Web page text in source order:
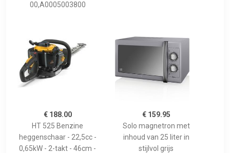
00,A0005003800
€ 188.00
HT 525 Benzine
heggenschaar - 22,5cc -
0,65kW - 2-takt - 46cm -
€ 159.95
Solo magnetron met
inhoud van 25 liter in
stijlvol grijs